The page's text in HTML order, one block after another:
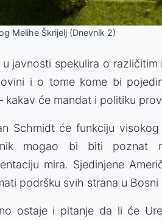
Melihe Škrijelj (Dnevnik 2)
u javnosti spekulira o
i o tome kome bi
kakav će mandat i politiku
Schmidt će funkciju
mogao bi biti poznat
mira. Sjedinjene
podršku svih strana u
ostaje i pitanje da li će